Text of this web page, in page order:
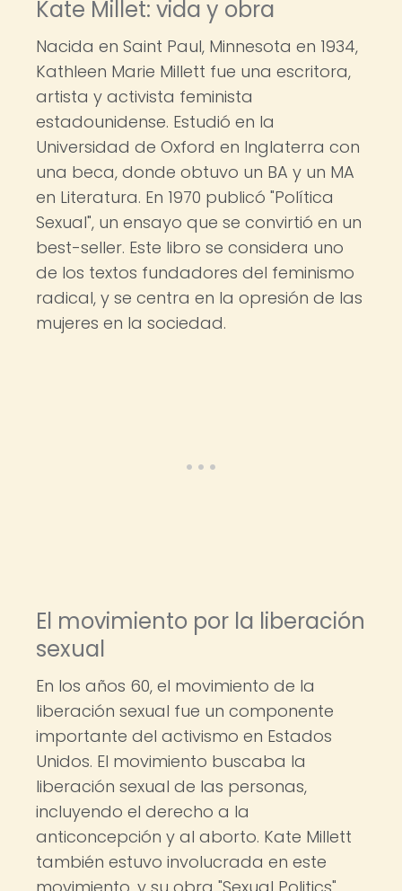
Kate Millet: vida y obra
Nacida en Saint Paul, Minnesota en 1934,
Kathleen Marie Millett fue una escritora,
artista y activista feminista
estadounidense. Estudió en la
Universidad de Oxford en Inglaterra con
una beca, donde obtuvo un BA y un MA
en Literatura. En 1970 publicó "Política
Sexual", un ensayo que se convirtió en un
best-seller. Este libro se considera uno
de los textos fundadores del feminismo
radical, y se centra en la opresión de las
mujeres en la sociedad.
El movimiento por la liberación
sexual
En los años 60, el movimiento de la
liberación sexual fue un componente
importante del activismo en Estados
Unidos. El movimiento buscaba la
liberación sexual de las personas,
incluyendo el derecho a la
anticoncepción y al aborto. Kate Millett
también estuvo involucrada en este